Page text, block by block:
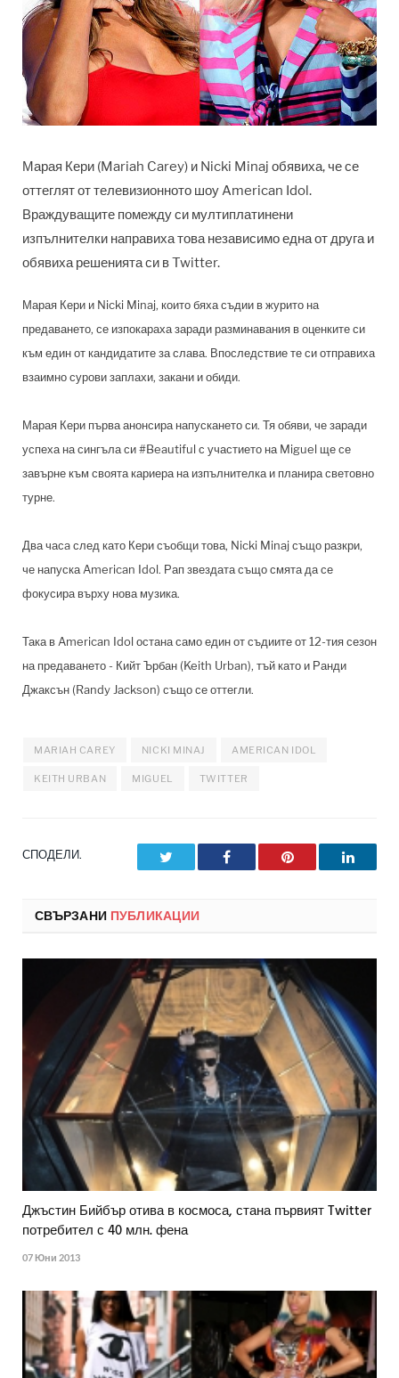
Марая Кери (Mariah Carey) и Nicki Minaj обявиха, че се
оттеглят от телевизионното шоу American Idol.
Враждуващите помежду си мултиплатинени
изпълнителки направиха това независимо една от друга и
обявиха решенията си в Twitter.
Марая Кери и Nicki Minaj, които бяха съдии в журито на
предаването, се изпокараха заради разминавания в оценките си
към един от кандидатите за слава. Впоследствие те си отправиха
взаимно сурови заплахи, закани и обиди.
Марая Кери първа анонсира напускането си. Тя обяви, че заради
успеха на сингъла си #Beautiful с участието на Miguel ще се
завърне към своята кариера на изпълнителка и планира световно
турне.
Два часa след като Кери съобщи това, Nicki Minaj също разкри,
че напуска American Idol. Рап звездата също смята да се
фокусира върху нова музика.
Така в American Idol остана само един от съдиите от 12-тия сезон
на предаването - Кийт Ърбан (Keith Urban), тъй като и Ранди
Джаксън (Randy Jackson) също се оттегли.
MARIAH CAREY NICKI MINAJ AMERICAN IDOL
KEITH URBAN MIGUEL TWITTER
СПОДЕЛИ. Facebook Pinterest
СВЪРЗАНИ ПУБЛИКАЦИИ
Джъстин Бийбър отива в космоса, стана първият Twitter
потребител с 40 млн. фена
07 Юни 2013